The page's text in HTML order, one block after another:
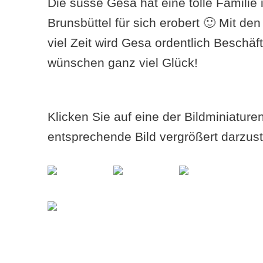
Brunsbüttel für sich erobert 🙂 Mit
viel Zeit wird Gesa ordentlich
wünschen ganz viel Glück!
Klicken Sie auf eine der
entsprechende Bild vergrößert